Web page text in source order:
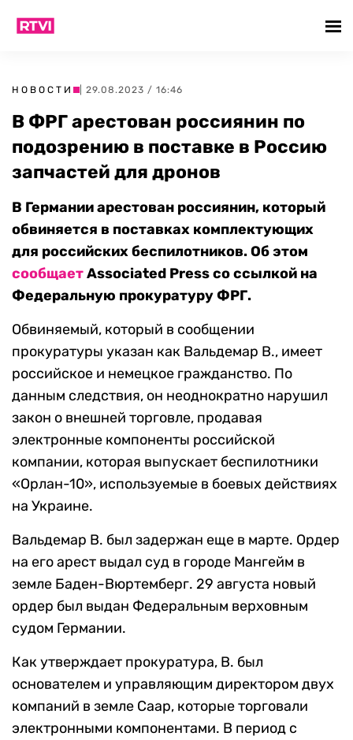
НОВОСТИ | 29.08.2023 / 16:46
В ФРГ арестован россиянин по
подозрению в поставке в Россию
запчастей для дронов
В Германии арестован россиянин, который
обвиняется в поставках комплектующих
для российских беспилотников. Об этом
сообщаетAssociated Press со ссылкой на
Федеральную прокуратуру ФРГ.
Обвиняемый, который в сообщении
прокуратуры указан как Вальдемар В., имеет
российское и немецкое гражданство. По
данным следствия, он неоднократно нарушил
закон о внешней торговле, продавая
электронные компоненты российской
компании, которая выпускает беспилотники
«Орлан-10», используемые в боевых действиях
на Украине.
Вальдемар В. был задержан еще в марте. Ордер
на его арест выдал суд в городе Мангейм в
земле Баден-Вюртемберг. 29 августа новый
ордер был выдан Федеральным верховным
судом Германии.
Как утверждает прокуратура, В. был
основателем и управляющим директором двух
компаний в земле Саар, которые торговали
электронными компонентами. В период с